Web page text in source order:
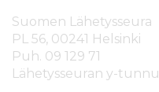
Suomen Lähetysseura
PL 56, 00241 Helsinki
Puh. 09 129 71
Lähetysseuran y-